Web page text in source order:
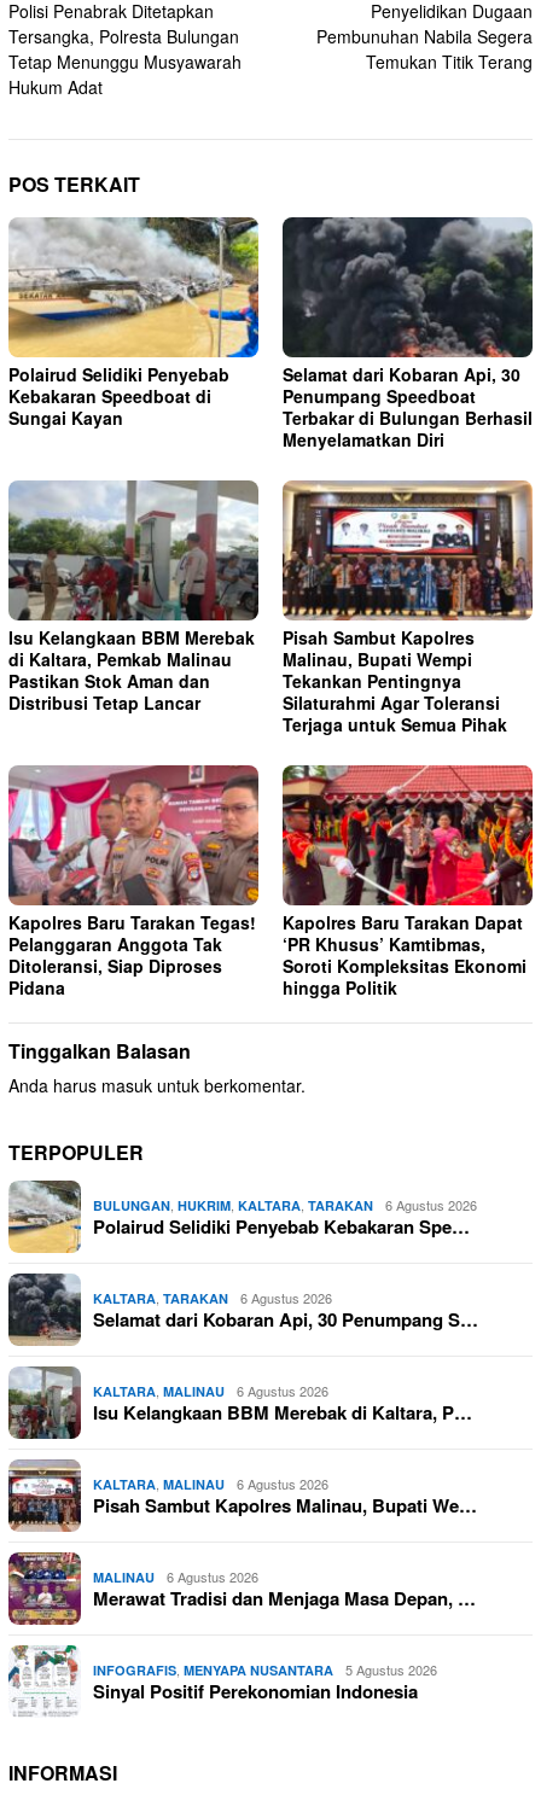
pos
Polisi Penabrak Ditetapkan
Tersangka, Polresta Bulungan
Tetap Menunggu Musyawarah
Hukum Adat
Penyelidikan Dugaan
Pembunuhan Nabila Segera
Temukan Titik Terang
POS TERKAIT
Polairud Selidiki Penyebab
Kebakaran Speedboat di
Sungai Kayan
Selamat dari Kobaran Api, 30
Penumpang Speedboat
Terbakar di Bulungan Berhasil
Menyelamatkan Diri
Isu Kelangkaan BBM Merebak
di Kaltara, Pemkab Malinau
Pastikan Stok Aman dan
Distribusi Tetap Lancar
Pisah Sambut Kapolres
Malinau, Bupati Wempi
Tekankan Pentingnya
Silaturahmi Agar Toleransi
Terjaga untuk Semua Pihak
Kapolres Baru Tarakan Tegas!
Pelanggaran Anggota Tak
Ditoleransi, Siap Diproses
Pidana
Kapolres Baru Tarakan Dapat
‘PR Khusus’ Kamtibmas,
Soroti Kompleksitas Ekonomi
hingga Politik
Tinggalkan Balasan
Anda harus masuk untuk berkomentar.
TERPOPULER
BULUNGAN HUKRIM KALTARA TARAKAN 6 Agustus 2026
Polairud Selidiki Penyebab Kebakaran Spe…
KALTARA TARAKAN 6 Agustus 2026
Selamat dari Kobaran Api, 30 Penumpang S…
KALTARA MALINAU 6 Agustus 2026
Isu Kelangkaan BBM Merebak di Kaltara, P…
KALTARA MALINAU 6 Agustus 2026
Pisah Sambut Kapolres Malinau, Bupati We…
MALINAU 6 Agustus 2026
Merawat Tradisi dan Menjaga Masa Depan, …
INFOGRAFIS MENYAPA NUSANTARA 5 Agustus 2026
Sinyal Positif Perekonomian Indonesia
INFORMASI